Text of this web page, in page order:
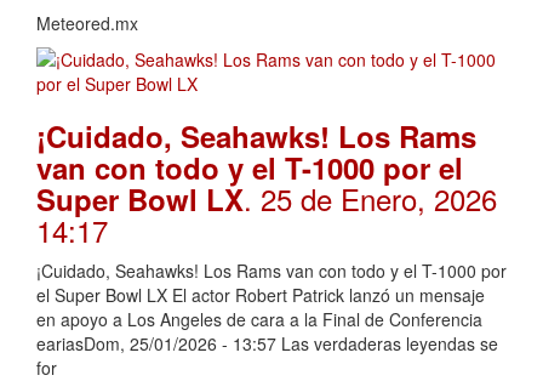
Meteored.mx
¡Cuidado, Seahawks! Los Rams
van con todo y el T-1000 por el
Super Bowl LX. 25 de Enero, 2026
14:17
¡Cuidado, Seahawks! Los Rams van con todo y el T-1000 por
el Super Bowl LX El actor Robert Patrick lanzó un mensaje
en apoyo a Los Angeles de cara a la Final de Conferencia
eariasDom, 25/01/2026 - 13:57 Las verdaderas leyendas se
for